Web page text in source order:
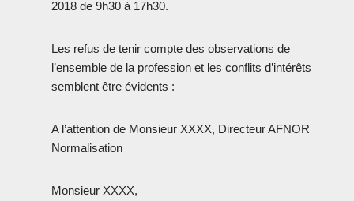
2018 de 9h30 à 17h30.
Les refus de tenir compte des observations de
l’ensemble de la profession et les conflits d’intérêts
semblent être évidents :
A l’attention de Monsieur XXXX, Directeur AFNOR
Normalisation
Monsieur XXXX,